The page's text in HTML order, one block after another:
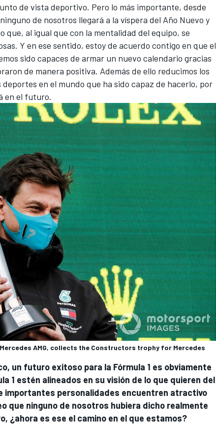
de vista deportivo. Pero lo más importante, desde
de nosotros llegará a la víspera del Año Nuevo y
que, al igual que con la mentalidad del equipo, se
Y en ese sentido, estoy de acuerdo contigo en que el
sido capaces de armar un nuevo calendario gracias
de manera positiva. Además de ello reducimos los
en el mundo que ha sido capaz de hacerlo, por
en el futuro.
AMG, collects the Constructors trophy for Mercedes
un futuro exitoso para la Fórmula 1 es obviamente
1 estén alineados en su visión de lo que quieren del
importantes personalidades encuentren atractivo
que ninguno de nosotros hubiera dicho realmente
¿ahora es ese el camino en el que estamos?